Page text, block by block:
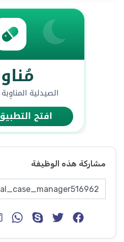
مشاركة هذه الوظيفة